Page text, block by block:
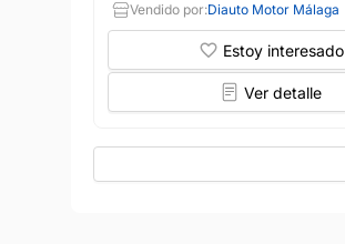
Vendido por:Diauto Motor Málaga
Estoy interesado
Ver detalle